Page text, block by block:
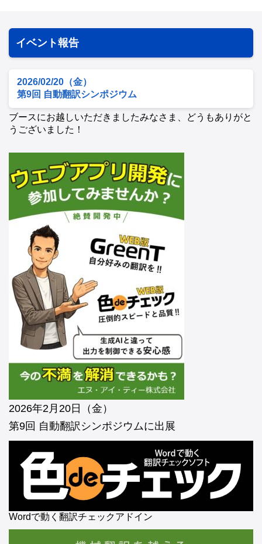
イベント報告
2026/02/20（金）
第9回 自動翻訳シンポジウム
ブースにお越しいただきましたみなさま、どうもありがと
うございました！
2026年2月20日（金）
第9回 自動翻訳シンポジウムに出展
Wordで動く翻訳チェックアドイン